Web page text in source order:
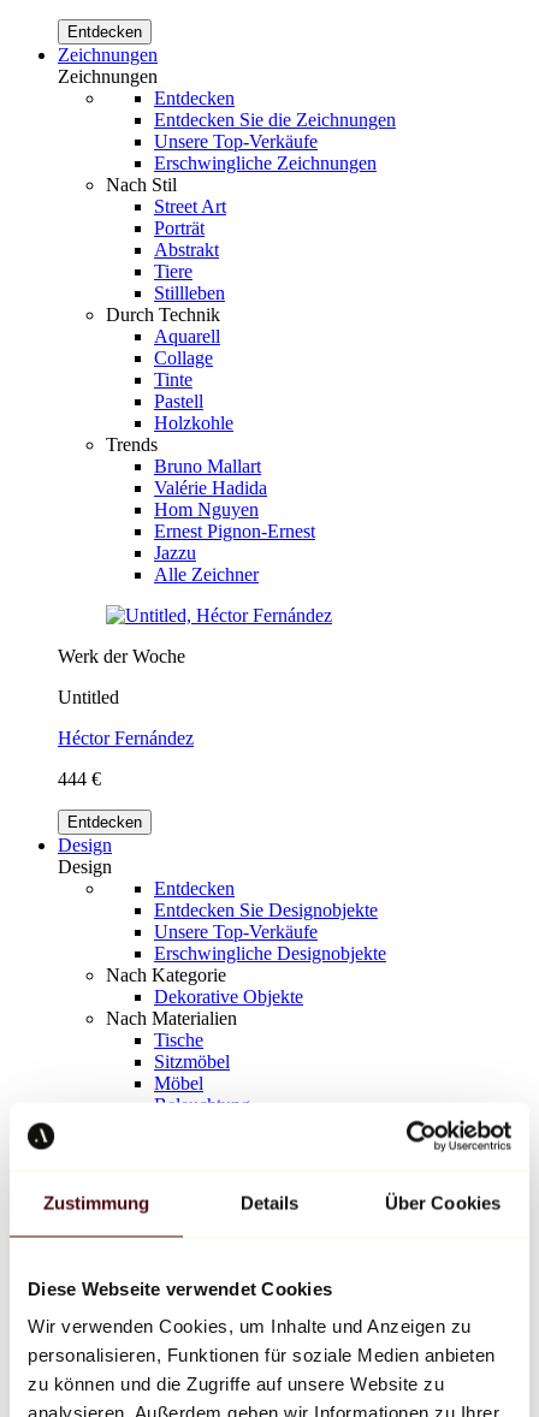
Zustimmung Details Über Cookies
Diese Webseite verwendet Cookies
Wir verwenden Cookies, um Inhalte und Anzeigen zu
personalisieren, Funktionen für soziale Medien anbieten
zu können und die Zugriffe auf unsere Website zu
analysieren. Außerdem geben wir Informationen zu Ihrer
Entdecken
Zeichnungen
Zeichnungen
Entdecken
Entdecken Sie die Zeichnungen
Unsere Top-Verkäufe
Erschwingliche Zeichnungen
Nach Stil
Street Art
Porträt
Abstrakt
Tiere
Stillleben
Durch Technik
Aquarell
Collage
Tinte
Pastell
Holzkohle
Trends
Bruno Mallart
Valérie Hadida
Hom Nguyen
Ernest Pignon-Ernest
Jazzu
Alle Zeichner
Werk der Woche
Untitled
Héctor Fernández
444 €
Entdecken
Design
Design
Entdecken
Entdecken Sie Designobjekte
Unsere Top-Verkäufe
Erschwingliche Designobjekte
Nach Kategorie
Dekorative Objekte
Nach Materialien
Tische
Sitzmöbel
Möbel
Beleuchtung
Richard Orlinski
Keith Haring
Jeff Koons
Jean-Michel Basquiat
Alle Designer
Werk der Woche